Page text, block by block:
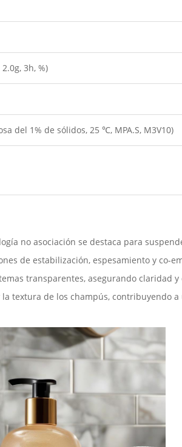
3h, %)
del 1% de sólidos, 25 ℃, MPA.S, M3V10)
no asociación se destaca para
de estabilización, espesamiento y co-
transparentes, asegurando claridad
textura de los champús, contribuyendo